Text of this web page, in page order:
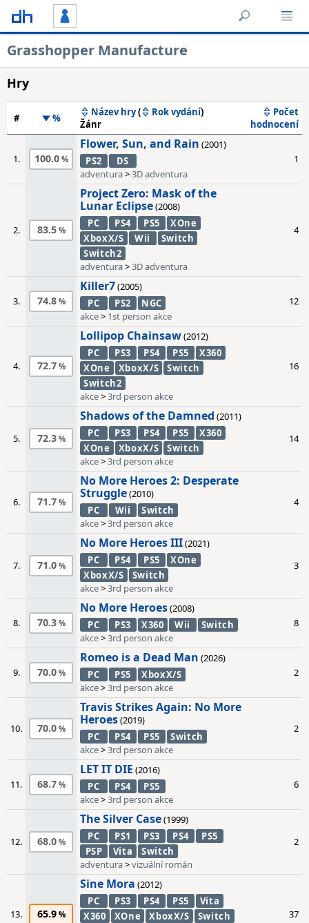
Grasshopper Manufacture
Hry
# % Název hry( Rok vydání)
Žánr
Počet
hodnocení
1. 100.0
Flower, Sun, and Rain (2001)
PS2
DS
adventura>3D adventura
1
2. 83.5
Project Zero: Mask of the
Lunar Eclipse(2008)
PC
PS4 PS5
XOne
XboxX/S
Wii
Switch
Switch2
adventura>3D adventura
4
3. 74.8
Killer7(2005)
PC
PS2
NGC
akce> 1st person akce
12
4. 72.7
Lollipop Chainsaw(2012)
PC
PS3 PS4 PS5
X360
XOne
XboxX/S
Switch
Switch2
akce>3rd person akce
16
5. 72.3
Shadows of the Damned (2011)
PC
PS3 PS4 PS5
X360
XOne
XboxX/S
Switch
akce>3rd person akce
14
6. 71.7
No More Heroes 2: Desperate
Struggle(2010)
PC
Wii
Switch
akce>3rd person akce
4
7. 71.0
No More Heroes III(2021)
PC
PS4 PS5
XOne
XboxX/S
Switch
akce>3rd person akce
3
8. 70.3
No More Heroes(2008)
PC
PS3 X360 Wii
Switch
akce>3rd person akce
8
9. 70.0
Romeo is a Dead Man (2026)
PC
PS5
XboxX/S
akce>3rd person akce
2
10. 70.0
Travis Strikes Again: No More
Heroes(2019)
PC
PS4 PS5
Switch
akce>3rd person akce
2
11. 68.7
LET IT DIE (2016)
PC
PS4
PS5
akce>3rd person akce
6
12. 68.0
The Silver Case(1999)
PC
PS1 PS3 PS4
PS5
PSP
Vita
Switch
adventura>vizuální román
2
13. 65.9
Sine Mora (2012)
PC
PS3 PS4 PS5
Vita
X360
XOne XboxX/S
Switch
37